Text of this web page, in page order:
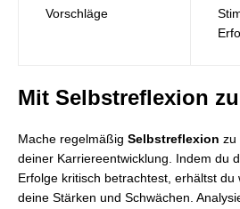
Vorschläge
Mit Selbstreflexion
Mache regelmäßig Selbstreflexion zu
deiner Karriereentwicklung. Indem du
Erfolge kritisch betrachtest, erhältst du
deine Stärken und Schwächen.